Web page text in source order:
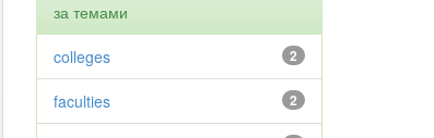
за темами
2
colleges
2
faculties